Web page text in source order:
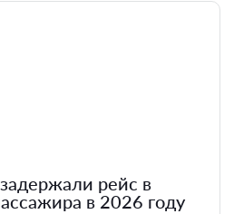
рейс в
в 2026 году